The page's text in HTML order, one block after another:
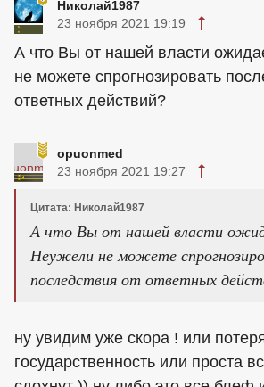
Николай1987
23 ноября 2021 19:19
А что Вы от нашей власти
не можете спрогнозировать
ответных действий?
opuonmed
23 ноября 2021 19:27
Цитата: Николай1987
А что Вы от нашей власти
Неужели не можете
последствия от ответных
ну увидим уже скора ! или
государственность или проста